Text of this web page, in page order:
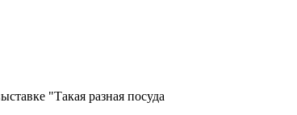
"Такая разная посуда